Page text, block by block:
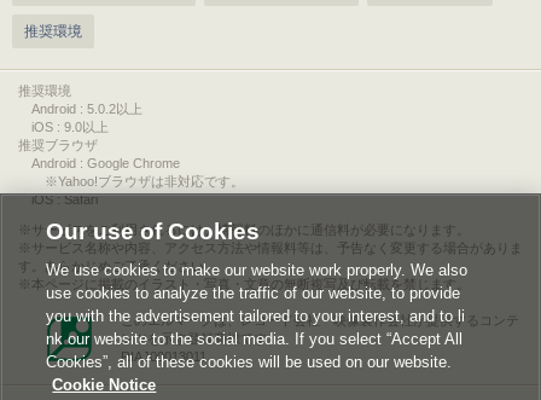
推奨環境
推奨環境
Android : 5.0.2以上
iOS : 9.0以上
推奨ブラウザ
Android : Google Chrome
※Yahoo!ブラウザは非対応です。
iOS : Safari
サービスをご利用されるには、情報料のほかに通信料が必要になります。
サービス名称や内容、アクセス方法や情報料等は、予告なく変更する場合がありま
す。あらかじめご了承ください。
本ページに掲載のイラスト・写真・文章の無断複写及び転載を禁じます。
このエルマークは、レコード会社・映像製作会社が提供するコンテ
ンツを示す登録商標です。
RIAJ00013011
Our use of Cookies
We use cookies to make our website work properly. We also
use cookies to analyze the traffic of our website, to provide
you with the advertisement tailored to your interest, and to li
nk our website to the social media. If you select “Accept All
Cookies”, all of these cookies will be used on our website.
Cookie Notice